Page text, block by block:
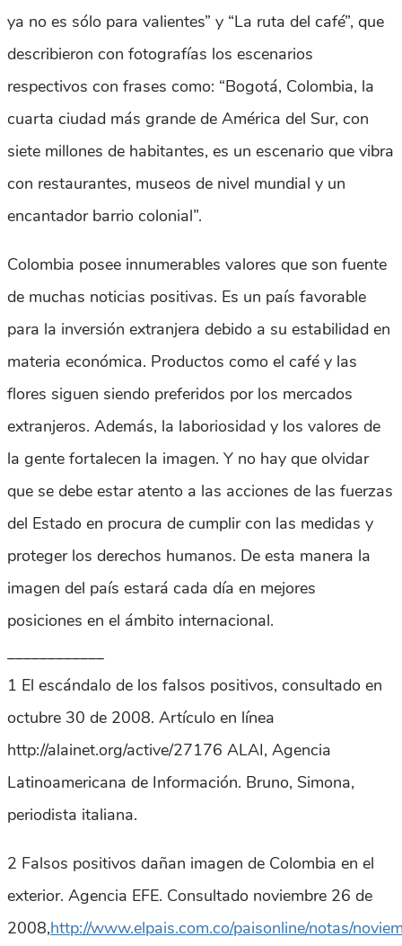
ya no es sólo para valientes” y “La ruta del café”, que
describieron con fotografías los escenarios
respectivos con frases como: “Bogotá, Colombia, la
cuarta ciudad más grande de América del Sur, con
siete millones de habitantes, es un escenario que vibra
con restaurantes, museos de nivel mundial y un
encantador barrio colonial”.
Colombia posee innumerables valores que son fuente
de muchas noticias positivas. Es un país favorable
para la inversión extranjera debido a su estabilidad en
materia económica. Productos como el café y las
flores siguen siendo preferidos por los mercados
extranjeros. Además, la laboriosidad y los valores de
la gente fortalecen la imagen. Y no hay que olvidar
que se debe estar atento a las acciones de las fuerzas
del Estado en procura de cumplir con las medidas y
proteger los derechos humanos. De esta manera la
imagen del país estará cada día en mejores
posiciones en el ámbito internacional.
____________
1 El escándalo de los falsos positivos, consultado en
octubre 30 de 2008. Artículo en línea
http://alainet.org/active/27176 ALAI, Agencia
Latinoamericana de Información. Bruno, Simona,
periodista italiana.
2 Falsos positivos dañan imagen de Colombia en el
exterior. Agencia EFE. Consultado noviembre 26 de
2008,http://www.elpais.com.co/paisonline/notas/